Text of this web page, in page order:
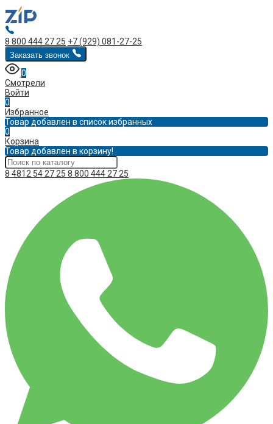
8 800 444 27 25 +7 (929) 081-27-25
Заказать звонок
0
Смотрели
Войти
0
Избранное
Товар добавлен в список избранных
0
Корзина
Товар добавлен в корзину!
8 4812 54 27 25 8 800 444 27 25